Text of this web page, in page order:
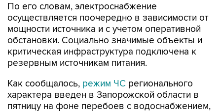
По его словам, электроснабжение
осуществляется поочередно в зависимости от
мощности источника и с учетом оперативной
обстановки. Социально значимые объекты и
критическая инфраструктура подключена к
резервным источникам питания.
Как сообщалось, режим ЧС регионального
характера введен в Запорожской области в
пятницу на фоне перебоев с водоснабжением,